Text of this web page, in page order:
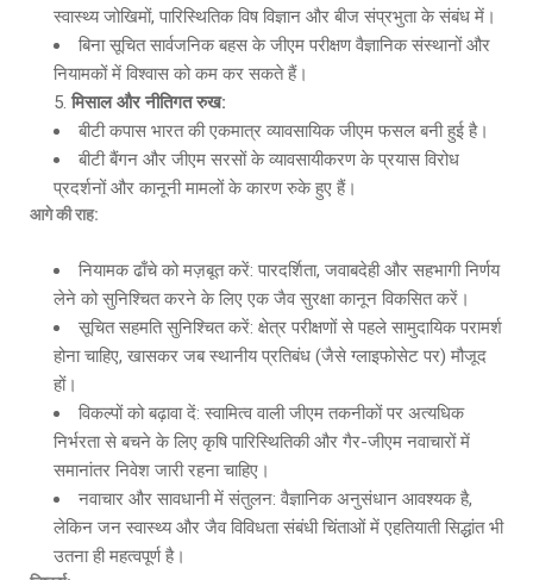
स्वास्थ्य जोखिमों, पारिस्थितिक विष विज्ञान और बीज संप्रभुता के संबंध में।
बिना सूचित सार्वजनिक बहस के जीएम परीक्षण वैज्ञानिक संस्थानों और
नियामकों में विश्वास को कम कर सकते हैं।
मिसाल और नीतिगत रुख:
बीटी कपास भारत की एकमात्र व्यावसायिक जीएम फसल बनी हुई है।
बीटी बैंगन और जीएम सरसों के व्यावसायीकरण के प्रयास विरोध
प्रदर्शनों और कानूनी मामलों के कारण रुके हुए हैं।
आगे की राह:
नियामक ढाँचे को मज़बूत करें: पारदर्शिता, जवाबदेही और सहभागी निर्णय
लेने को सुनिश्चित करने के लिए एक जैव सुरक्षा कानून विकसित करें।
सूचित सहमति सुनिश्चित करें: क्षेत्र परीक्षणों से पहले सामुदायिक परामर्श
होना चाहिए, खासकर जब स्थानीय प्रतिबंध (जैसे ग्लाइफोसेट पर) मौजूद
हों।
विकल्पों को बढ़ावा दें: स्वामित्व वाली जीएम तकनीकों पर अत्यधिक
निर्भरता से बचने के लिए कृषि पारिस्थितिकी और गैर-जीएम नवाचारों में
समानांतर निवेश जारी रहना चाहिए।
नवाचार और सावधानी में संतुलन: वैज्ञानिक अनुसंधान आवश्यक है,
लेकिन जन स्वास्थ्य और जैव विविधता संबंधी चिंताओं में एहतियाती सिद्धांत भी
उतना ही महत्वपूर्ण है।